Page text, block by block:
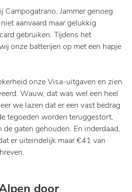
Campogatrano. Jammer genoeg
aanvaard maar gelukkig
gebruiken. Tijdens het
onze batterijen op met een hapje
onze Visa-uitgaven en zien
Wauw, dat was wel een heel
we lazen dat er een vast bedrag
tegoeden worden teruggestort,
gaten gehouden. En inderdaad,
er uiteindelijk maar €41 van
door